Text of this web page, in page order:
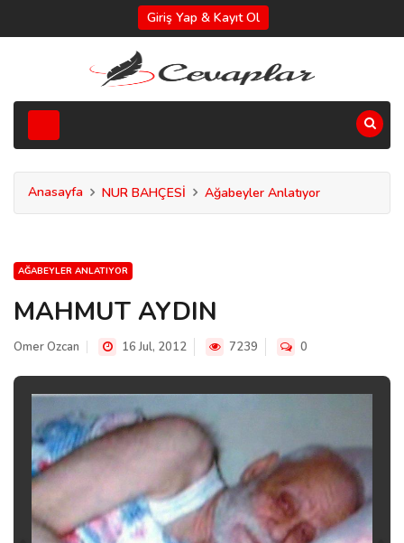
Giriş Yap & Kayıt Ol
Anasayfa NUR BAHÇESİ Ağabeyler Anlatıyor
AĞABEYLER ANLATIYOR
MAHMUT AYDIN
Omer Ozcan 16 Jul, 2012 7239 0